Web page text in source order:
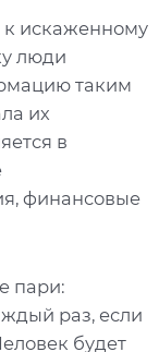
к искаженному
люди
таким
их
в
финансовые
пари:
раз, если
будет